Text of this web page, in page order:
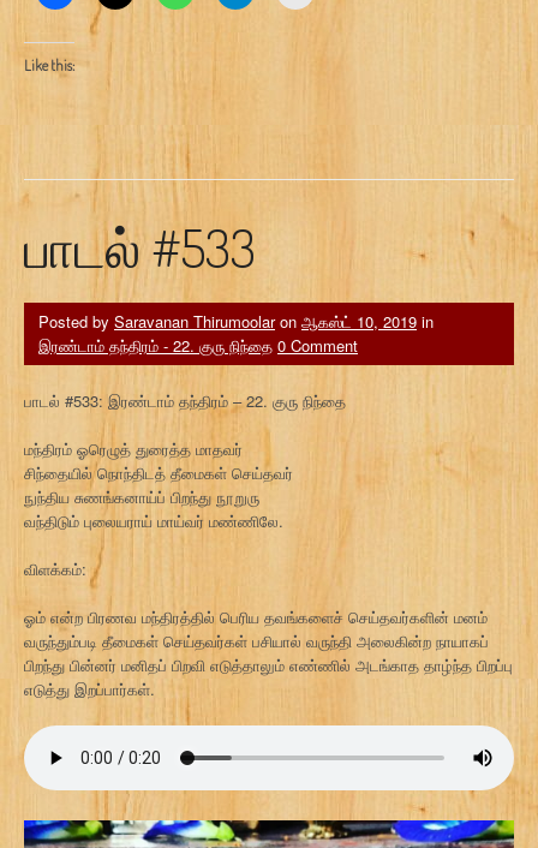
Like this:
பாடல் #533
Posted by Saravanan Thirumoolaron ஆகஸ்ட் 10, 2019 in
இரண்டாம் தந்திரம் - 22. குரு நிந்தை 0 Comment
பாடல் #533: இரண்டாம் தந்திரம் – 22. குரு நிந்தை
மந்திரம் ஓரெழுத் துரைத்த மாதவர்
சிந்தையில் நொந்திடத் தீமைகள் செய்தவர்
நுந்திய சுணங்கனாய்ப் பிறந்து நூறுரு
வந்திடும் புலையராய் மாய்வர் மண்ணிலே.
விளக்கம்:
ஓம் என்ற பிரணவ மந்திரத்தில் பெரிய தவங்களைச் செய்தவர்களின் மனம்
வருந்தும்படி தீமைகள் செய்தவர்கள் பசியால் வருந்தி அலைகின்ற நாயாகப்
பிறந்து பின்னர் மனிதப் பிறவி எடுத்தாலும் எண்ணில் அடங்காத தாழ்ந்த பிறப்பு
எடுத்து இறப்பார்கள்.